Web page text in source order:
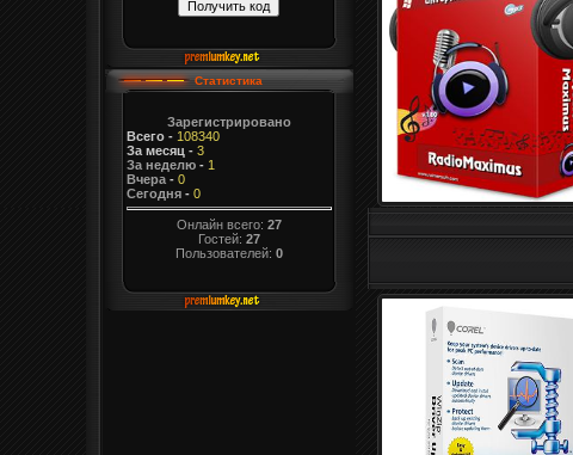
Статистика
Зарегистрировано
Всего- 108340
За месяц - 3
За неделю- 1
Вчера- 0
Сегодня- 0
Онлайн всего: 27
Гостей: 27
Пользователей: 0